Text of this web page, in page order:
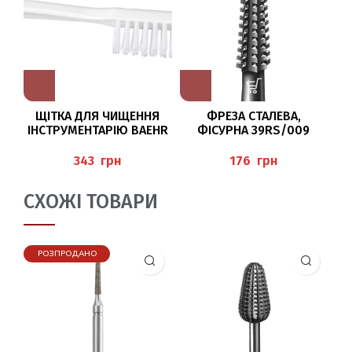
ЩІТКА ДЛЯ ЧИЩЕННЯ
ІНСТРУМЕНТАРІЮ BAEHR
грн
ФРЕЗА СТАЛЕВА,
ФІСУРНА 39RS/009
грн
СХОЖІ ТОВАРИ
РОЗПРОДАНО